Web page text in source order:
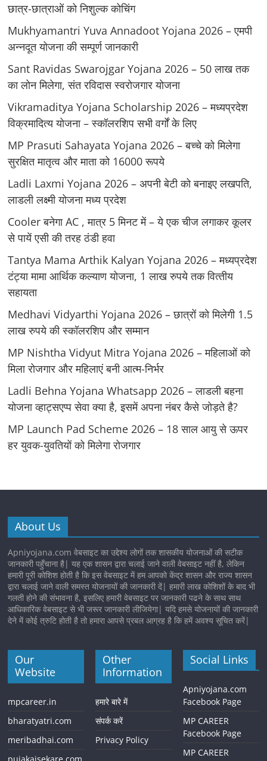
छात्र-छात्राओं को निशुल्क कोचिंग
Mukhyamantri Yuva Annadoot Yojana 2026 – एमपी
अन्नदूत योजना की सम्पूर्ण जानकारी
Sant Ravidas Swarojgar Yojana 2026 – 50 लाख तक
का लोन मिलेगा, संत रविदास स्वरोजगार योजना
Vikramaditya Yojana Scholarship 2026 – मध्‍यप्रदेश
विक्रमादित्‍य योजना – स्‍कॉलरशिप सभी वर्गों के लिए
MP Prasuti Sahayata Yojana 2026 – बच्चे को मिलेगा
सुरक्षित मातृत्व और माता को 16000 रूपये
Ladli Laxmi Yojana 2026 – अपनी बेटी को बनाइए लखपति,
लाडली लक्ष्मी योजना मध्य प्रदेश
Cooler बनेगा AC , मात्र 5 मिनट में – ये एक चीज लगाकर कूलर
से पायें एसी की तरह ठंडी हवा
Tantya Mama Arthik Kalyan Yojana 2026 – मध्‍यप्रदेश
टंट्या मामा आर्थिक कल्‍याण योजना, 1 लाख रुपये तक वित्‍तीय
सहायता
Medhavi Vidyarthi Yojana 2026 – छात्रों को मिलेगी 1.5
लाख रुपये की स्कॉलरशिप और सम्मान
MP Nishtha Vidyut Mitra Yojana 2026 – महिलाओं को
मिला रोजगार और महिलाएं बनी आत्म-निर्भर
Ladli Behna Yojana Whatsapp 2026 – लाडली बहना
योजना व्‍हाट्सएप्‍प सेवा क्‍या है, इसमें अपना नंबर कैसे जोड़ते है?
MP Launch Pad Scheme 2026 – 18 साल आयु से ऊपर
हर युवक-युवतियों को मिलेगा रोजगार
About Us
Apniyojana.com वेबसाइट का उद्देश्य लोगों तक शासकीय योजनाओं की सटीक
जानकारी पहुँचाना है| यह एक शासन द्वारा चलाई जाने वाली वेबसाइट नहीं है, लेकिन
हमारी पूरी कोशिश होती है कि इस वेबसाइट में हम आपको केंद्र शासन और राज्य शासन
द्वारा चलाई जाने वाली समस्त योजनायों की जानकारी दें| हमारी लाख कोशिशों के बाद भी
गलती होने की संभावना है, इसलिए हमारी वेबसाइट पर जानकारी पढने के साथ साथ
आधिकारिक वेबसाइट से भी जरूर जानकारी लीजियेगा| यदि हमसे योजनायों की जानकारी
देने में कोई त्रुटि होती है तो हमारा आपसे प्रबल आग्रह है कि हमें अवश्य सूचित करें|
Our
Website
mpcareer.in
bharatyatri.com
meribadhai.com
Other
Information
हमारे बारे में
संपर्क करें
Privacy Policy
Social Links
Apniyojana.com
Facebook Page
MP CAREER
Facebook Page
MP CAREER